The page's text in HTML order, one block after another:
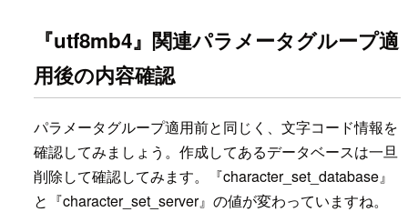
『utf8mb4』関連パラメータグループ適
用後の内容確認
パラメータグループ適用前と同じく、文字コード情報を
確認してみましょう。作成してあるデータベースは一旦
削除して確認してみます。『character_set_database』
と『character_set_server』の値が変わっていますね。